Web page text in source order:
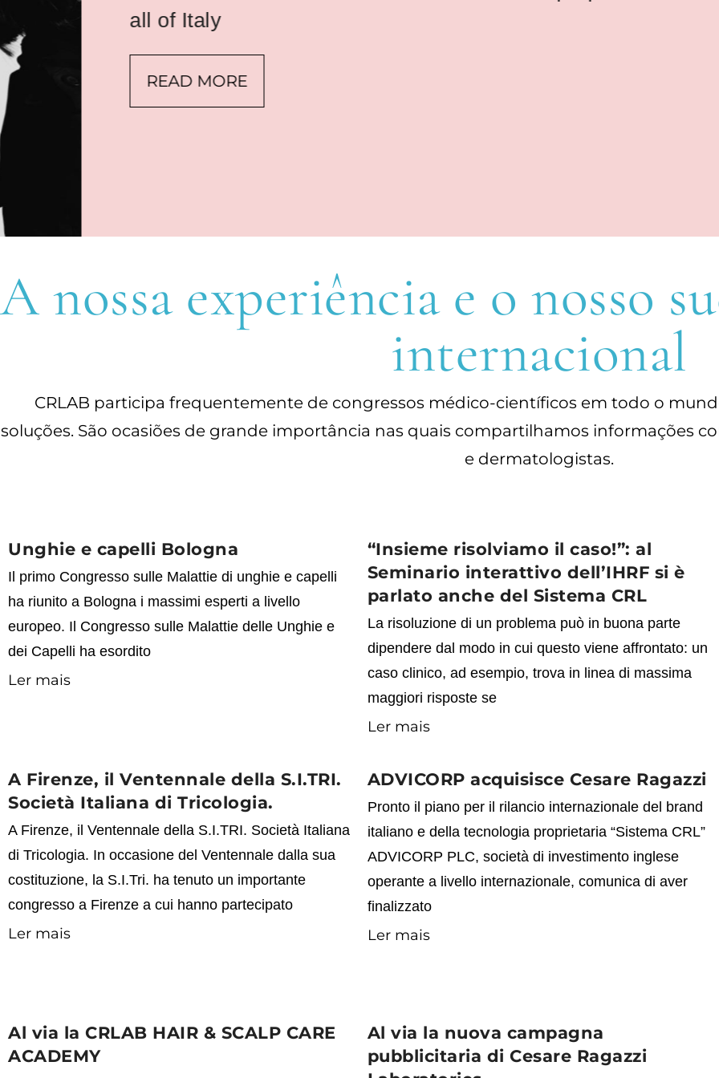
all of Italy
READ MORE
A nossa experiência e o nosso
internacional
CRLAB participa frequentemente de congressos médico-científicos em todo o
soluções. São ocasiões de grande importância nas quais compartilhamos informações
e dermatologistas.
Unghie e capelli Bologna
Il primo Congresso sulle Malattie di unghie e capelli
ha riunito a Bologna i massimi esperti a livello
europeo. Il Congresso sulle Malattie delle Unghie e
dei Capelli ha esordito
Ler mais
“Insieme risolviamo il caso!”: al
Seminario interattivo dell’IHRF si è
parlato anche del Sistema CRL
La risoluzione di un problema può in buona parte
dipendere dal modo in cui questo viene affrontato: un
caso clinico, ad esempio, trova in linea di massima
maggiori risposte se
Ler mais
A Firenze, il Ventennale della S.I.TRI.
Società Italiana di Tricologia.
A Firenze, il Ventennale della S.I.TRI. Società Italiana
di Tricologia. In occasione del Ventennale dalla sua
costituzione, la S.I.Tri. ha tenuto un importante
congresso a Firenze a cui hanno partecipato
Ler mais
ADVICORP acquisisce Cesare Ragazzi
Pronto il piano per il rilancio internazionale del brand
italiano e della tecnologia proprietaria “Sistema CRL”
ADVICORP PLC, società di investimento inglese
operante a livello internazionale, comunica di aver
finalizzato
Ler mais
Al via la CRLAB HAIR & SCALP CARE
ACADEMY
Al via la nuova campagna
pubblicitaria di Cesare Ragazzi